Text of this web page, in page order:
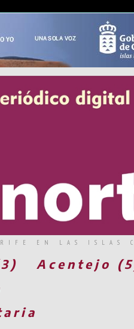
EN LAS ISLAS
Acentejo